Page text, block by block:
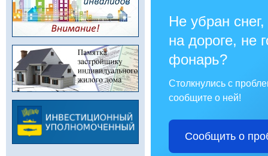
Не убран
на дороге, не
фонарь?
Столкнулись с
сообщите о ней!
Сообщить о